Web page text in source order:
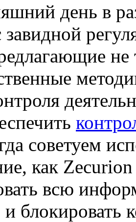
день в
завидной
не
советуем
как
всю
и